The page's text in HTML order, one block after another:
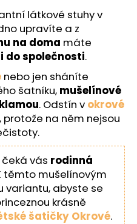
látkové stuhy v
upravíte a z
na doma máte
do společnosti.
nebo jen sháníte
šatníku, mušelínové
. Odstín v okrové
protože na něm nejsou
čeká vás rodinná
těmto mušelínovým
variantu, abyste se
krásně
šatičky Okrové.